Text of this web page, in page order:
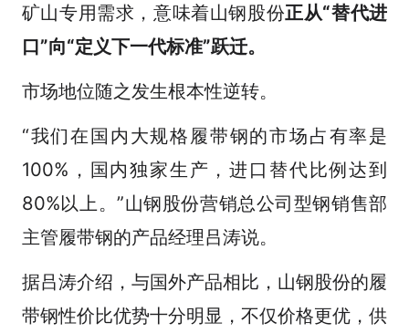
矿山专用需求，意味着山钢股份正从“替代进
口”向“定义下一代标准”跃迁。
市场地位随之发生根本性逆转。
“我们在国内大规格履带钢的市场占有率是
100%，国内独家生产，进口替代比例达到
80%以上。”山钢股份营销总公司型钢销售部
主管履带钢的产品经理吕涛说。
据吕涛介绍，与国外产品相比，山钢股份的履
带钢性价比优势十分明显，不仅价格更优，供